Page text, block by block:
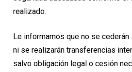
realizado.
Le informamos que no se
ni se realizarán transferencias
salvo obligación legal o cesión